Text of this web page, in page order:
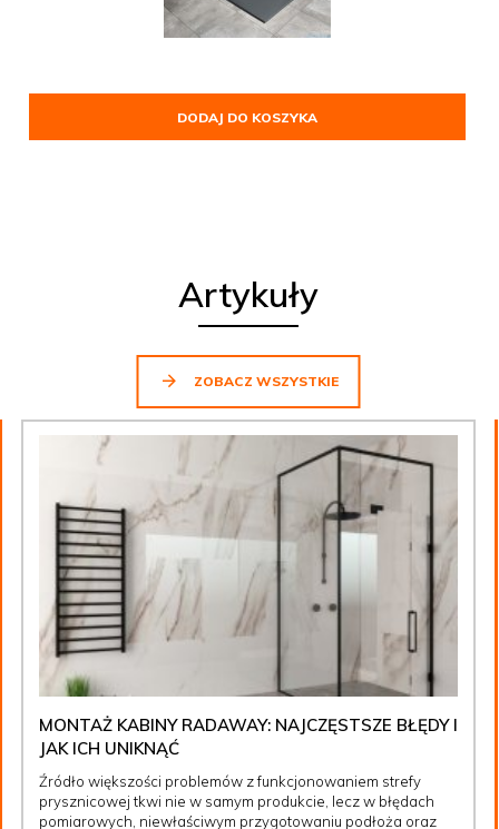
DODAJ DO KOSZYKA
Artykuły
ZOBACZ WSZYSTKIE
MONTAŻ KABINY RADAWAY: NAJCZĘSTSZE BŁĘDY I
JAK ICH UNIKNĄĆ
Źródło większości problemów z funkcjonowaniem strefy
prysznicowej tkwi nie w samym produkcie, lecz w błędach
pomiarowych, niewłaściwym przygotowaniu podłoża oraz